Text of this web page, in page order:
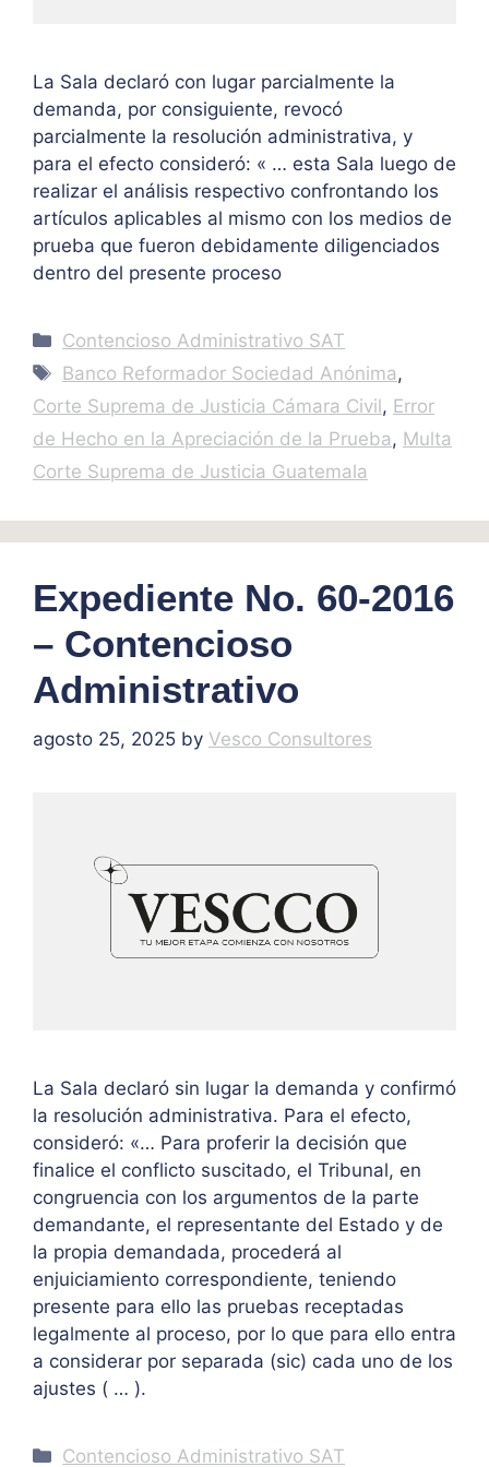
La Sala declaró con lugar parcialmente la
demanda, por consiguiente, revocó
parcialmente la resolución administrativa, y
para el efecto consideró: « … esta Sala luego de
realizar el análisis respectivo confrontando los
artículos aplicables al mismo con los medios de
prueba que fueron debidamente diligenciados
dentro del presente proceso
Categories
Contencioso Administrativo SAT
Tags
Banco Reformador Sociedad Anónima,
Corte Suprema de Justicia Cámara Civil, Error
de Hecho en la Apreciación de la Prueba, Multa
Corte Suprema de Justicia Guatemala
Expediente No. 60-2016
– Contencioso
Administrativo
agosto 25, 2025 by Vesco Consultores
La Sala declaró sin lugar la demanda y confirmó
la resolución administrativa. Para el efecto,
consideró: «… Para proferir la decisión que
finalice el conflicto suscitado, el Tribunal, en
congruencia con los argumentos de la parte
demandante, el representante del Estado y de
la propia demandada, procederá al
enjuiciamiento correspondiente, teniendo
presente para ello las pruebas receptadas
legalmente al proceso, por lo que para ello entra
a considerar por separada (sic) cada uno de los
ajustes ( … ).
Categories
Contencioso Administrativo SAT